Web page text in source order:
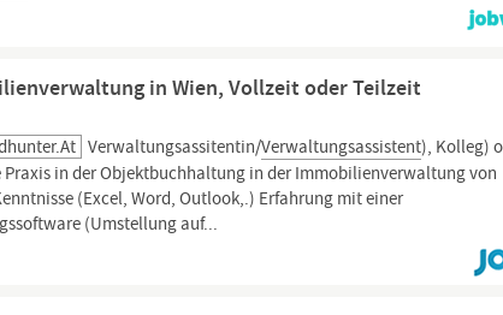
in Wien, Vollzeit oder Teilzeit
Verwaltungsassitentin/Verwaltungsassistent), Kolleg)
in der Objektbuchhaltung in der Immobilienverwaltung von
(Excel, Word, Outlook,.) Erfahrung mit einer
(Umstellung auf...